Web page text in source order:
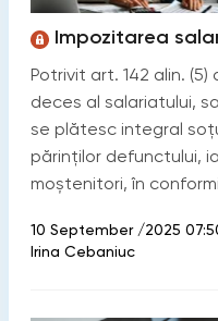
Impozitarea
Potrivit art. 142 alin.
deces al salariatului,
se plătesc integral
părinților defunctului,
moștenitori, în
10 September /2025
Irina Cebaniuc